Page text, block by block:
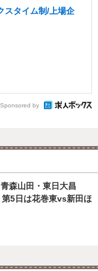
スタイム制/上場企
Sponsored by
森山田・東日大昌
5日は花巻東vs新田ほ